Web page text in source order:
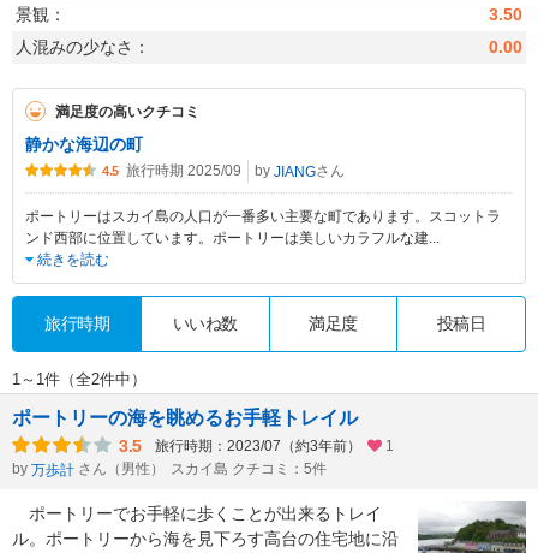
景観：
3.50
人混みの少なさ：
0.00
満足度の高いクチコミ
静かな海辺の町
4.5 旅行時期 2025/09 by JIANGさん
ポートリーはスカイ島の人口が一番多い主要な町であります。スコットラ
ンド西部に位置しています。ポートリーは美しいカラフルな建...
続きを読む
旅行時期 いいね数 満足度 投稿日
1～1件（全2件中）
ポートリーの海を眺めるお手軽トレイル
3.5 旅行時期：2023/07（約3年前）
1
by 万歩計 さん（男性） スカイ島 クチコミ：5件
ポートリーでお手軽に歩くことが出来るトレイ
ル。ポートリーから海を見下ろす高台の住宅地に沿